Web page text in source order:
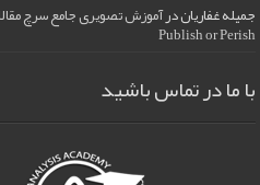
جمیله غفاریاندرآموزش تصویری جامع سرچ
Publish or Perish
با ما در تماس باشید